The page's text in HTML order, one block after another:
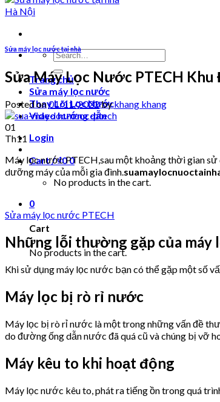
Search
for:
Trang chủ
Sửa máy lọc nước
Thay Lõi Lọc Nước
Video hướng dẫn
Login
Cart /₫00
No products in the cart.
0
Cart
No products in the cart.
Sửa máy lọc nước tại nhà
Sửa Máy Lọc Nước PTECH
Posted on01/11/2022bykhang khang
01
Th11
Máy lọc nước PTECH,sau một khoảng thời gian
dưỡng máy của mỗi gia đình.
Sửa máy lọc nước PTECH
Những lỗi thường gặp của máy
Khi sử dụng máy lọc nước bạn có thể gặp một số
Máy lọc bị rò rỉ nước
Máy lọc bị rò rỉ nước là một trong những vấn đề
do đường ống dẫn nước đã quá cũ và chúng bị vỡ
Máy kêu to khi hoạt động
Máy lọc nước kêu to, phát ra tiếng ồn trong quá